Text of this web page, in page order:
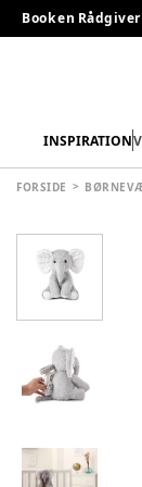
Book en Rådgiver
INSPIRATION
FORSIDE